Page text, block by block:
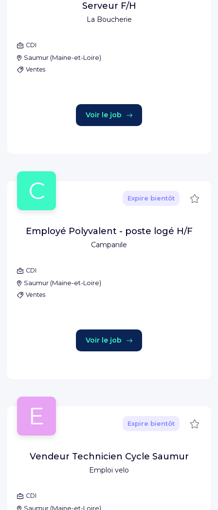
La Boucherie
Serveur F/H
CDI
Saumur (Maine-et-Loire)
Ventes
Voir le job
C
Campanile
Expire bientôt
Employé Polyvalent - poste logé H/F
CDI
Saumur (Maine-et-Loire)
Ventes
Voir le job
E
Emploi velo
Expire bientôt
Vendeur Technicien Cycle Saumur
CDI
Saumur (Maine-et-Loire)